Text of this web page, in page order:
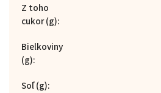
Z toho
cukor (g):
Bielkoviny
(g):
Soľ (g):